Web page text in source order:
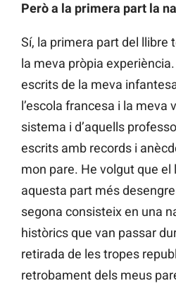
Però a la primera part la
Sí, la primera part del llibre
la meva pròpia
escrits de la meva
l’escola francesa i la meva
sistema i d’aquells
escrits amb records i
mon pare. He volgut que
aquesta part més
segona consisteix en una
històrics que van passar
retirada de les tropes
retrobament dels meus